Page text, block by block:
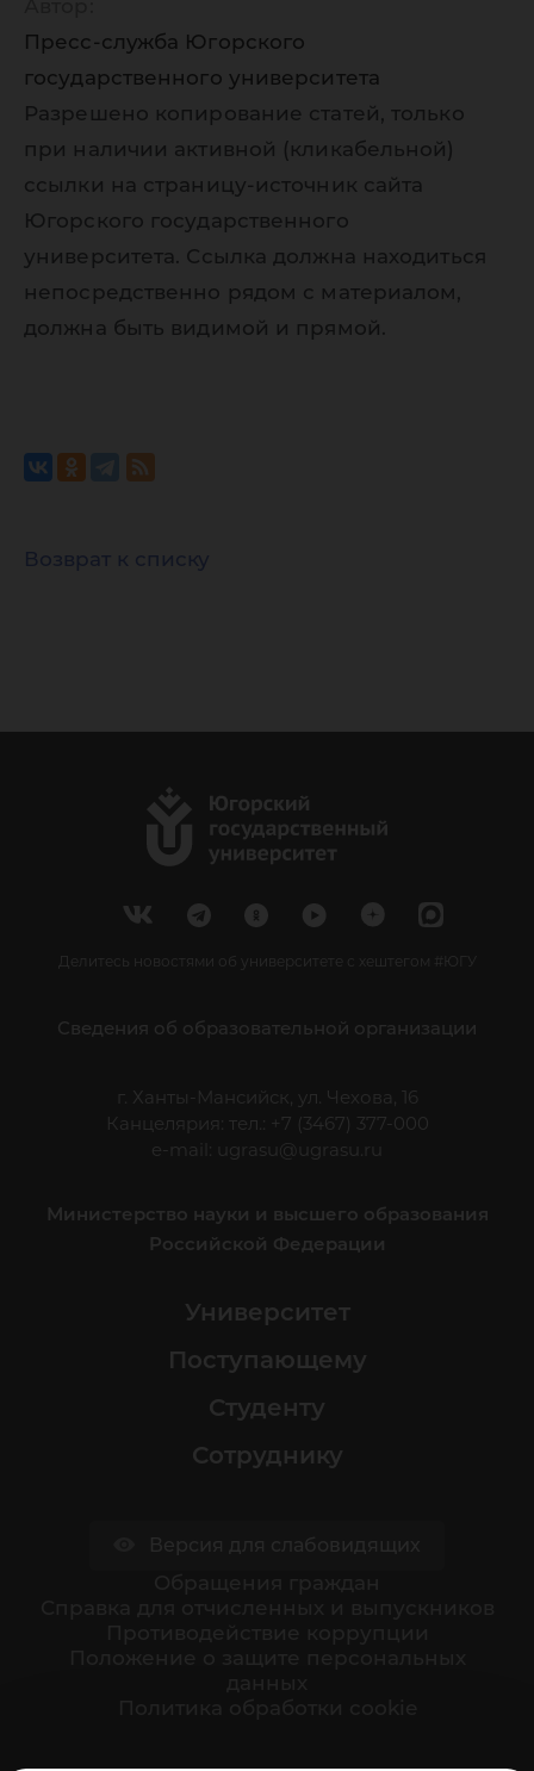
Пресс-служба Югорского
государственного университета
Разрешено копирование статей, только
при наличии активной (кликабельной)
ссылки на страницу-источник сайта
Югорского государственного
университета. Ссылка должна находиться
непосредственно рядом с материалом,
должна быть видимой и прямой.
Возврат к списку
Делитесь новостями об университете с хештегом #ЮГУ
Сведения об образовательной организации
г. Ханты-Мансийск, ул. Чехова, 16
Канцелярия: тел.: +7 (3467) 377-000
e-mail:
ugrasu@ugrasu.ru
Министерство науки и высшего образования
Российской Федерации
Университет
Поступающему
Студенту
Сотруднику